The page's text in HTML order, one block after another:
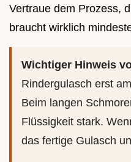
Vertraue dem Prozess,
braucht wirklich
Wichtiger Hinweis
Rindergulasch erst
Beim langen
Flüssigkeit stark.
das fertige Gulasch